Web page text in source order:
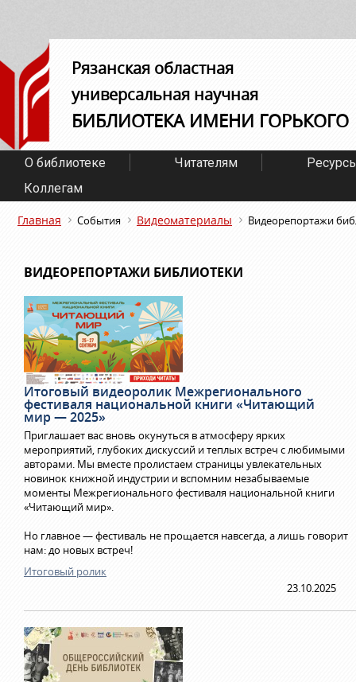
Рязанская областная
универсальная научная
БИБЛИОТЕКА ИМЕНИ ГОРЬКОГО
О библиотеке Читателям
Коллегам
Главная События Видеоматериалы Видеорепортажи
ВИДЕОРЕПОРТАЖИ БИБЛИОТЕКИ
Итоговый видеоролик Межрегионального
фестиваля национальной книги «Читающий
мир — 2025»
Приглашает вас вновь окунуться в атмосферу ярких
мероприятий, глубоких дискуссий и теплых встреч с любимыми
авторами. Мы вместе пролистаем страницы увлекательных
новинок книжной индустрии и вспомним незабываемые
моменты Межрегионального фестиваля национальной книги
«Читающий мир».
Но главное — фестиваль не прощается навсегда, а лишь говорит
нам: до новых встреч!
Итоговый ролик
23.10.2025